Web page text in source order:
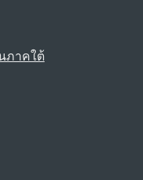
ภาคใต้